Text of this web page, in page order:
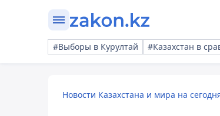
#Выборы в Курултай #Казахстан в
Новости Казахстана и мира на